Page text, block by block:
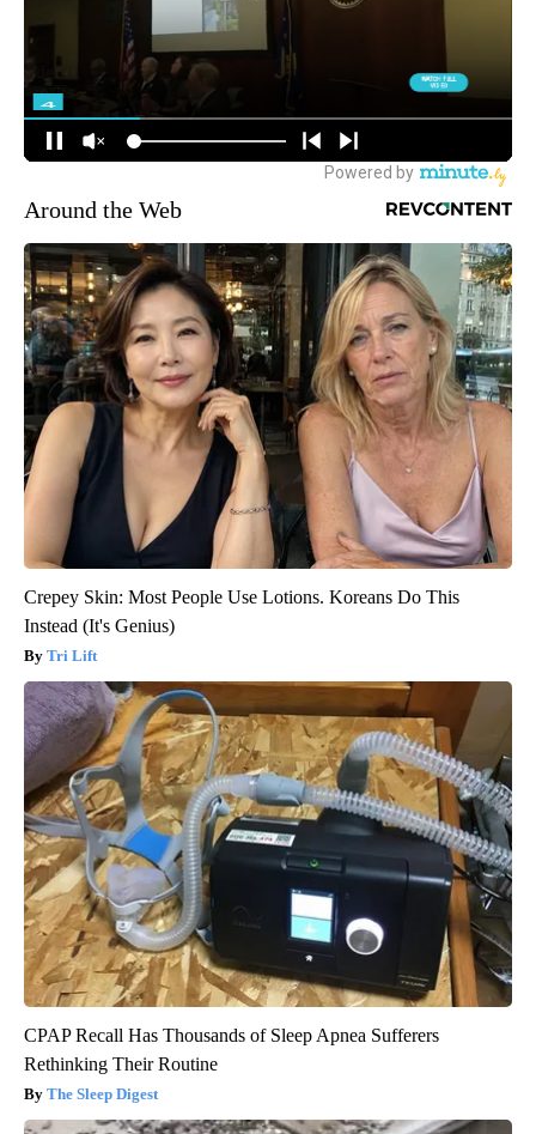
Around the Web
Crepey Skin: Most People Use Lotions. Koreans Do This
Instead (It's Genius)
Tri Lift
CPAP Recall Has Thousands of Sleep Apnea Sufferers
Rethinking Their Routine
The Sleep Digest